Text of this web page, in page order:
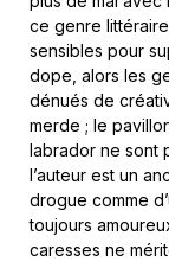
ce genre
sensibles pour
dope, alors les
dénués de
merde ; le
labrador ne sont
l’auteur est un
drogue comme
toujours
caresses ne